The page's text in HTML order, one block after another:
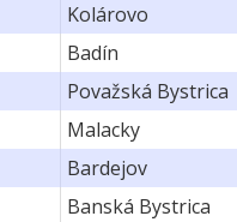
Kolárovo
Badín
Považská Bystrica
Malacky
Bardejov
Banská Bystrica